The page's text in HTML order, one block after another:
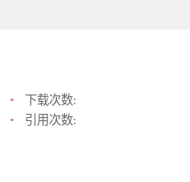
下载次数:
引用次数: